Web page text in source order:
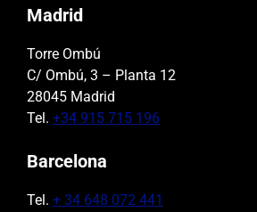
Madrid
Torre Ombú
C/ Ombú, 3 – Planta 12
28045 Madrid
Tel. +34 915 715 196
Barcelona
Tel. + 34 648 072 441